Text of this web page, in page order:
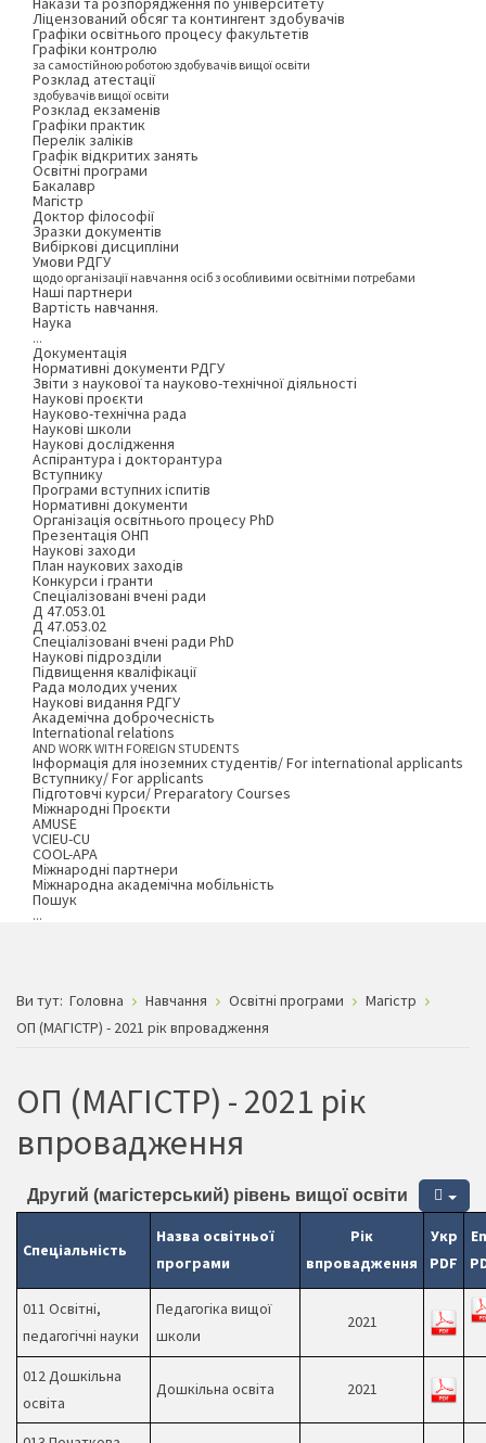
Ліцензований обсяг та контингент здобувачів
Графіки освітнього процесу факультетів
Графіки контролю
за самостійною роботою здобувачів вищої освіти
Розклад атестації
здобувачів вищої освіти
Розклад екзаменів
Графіки практик
Перелік заліків
Графік відкритих занять
Освітні програми
Бакалавр
Магістр
Доктор філософії
Зразки документів
Вибіркові дисципліни
Умови РДГУ
щодо організації навчання осіб з особливими освітніми потребами
Наші партнери
Вартість навчання.
Наука
...
Документація
Нормативні документи РДГУ
Звіти з наукової та науково-технічної діяльності
Наукові проєкти
Науково-технічна рада
Наукові школи
Наукові дослідження
Аспірантура і докторантура
Вступнику
Програми вступних іспитів
Нормативні документи
Організація освітнього процесу PhD
Презентація ОНП
Наукові заходи
План наукових заходів
Конкурси і гранти
Спеціалізовані вчені ради
Д 47.053.01
Д 47.053.02
Спеціалізовані вчені ради PhD
Наукові підрозділи
Підвищення кваліфікації
Рада молодих учених
Наукові видання РДГУ
Академічна доброчесність
International relations
AND WORK WITH FOREIGN STUDENTS
Інформація для іноземних студентів/ For international applicants
Вступнику/ For applicants
Підготовчі курси/ Preparatory Courses
Міжнародні Проєкти
AMUSE
VCIEU-CU
COOL-APA
Міжнародні партнери
Міжнародна академічна мобільність
Пошук
...
Ви тут: Головна Навчання Освітні програми
Магістр
ОП (МАГІСТР) - 2021 рік впровадження
ОП (МАГІСТР) - 2021 рік
впровадження
Другий (магістерський) рівень вищої освіти
Спеціальність
Назва освітньої
програми
Рік
впровадження
Укр
PDF
011 Освітні,
педагогічні науки
Педагогіка вищої
школи
2021
012 Дошкільна
освіта
Дошкільна освіта 2021